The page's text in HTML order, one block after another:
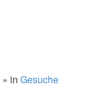
» in Gesuche